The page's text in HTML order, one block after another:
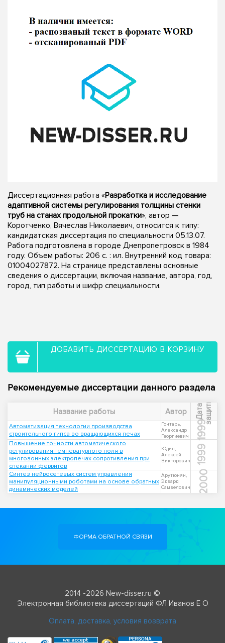
Диссертационная работа «Разработка и исследование
адаптивной системы регулирования толщины стенки
труб на станах продольной прокатки», автор —
Коротченко, Вячеслав Николаевич, относится к типу:
кандидатская диссертация по специальности 05.13.07.
Работа подготовлена в городе Днепропетровск в 1984
году. Объем работы: 206 c. : ил. Внутренний код товара:
01004027872. На странице представлены основные
сведения о диссертации, включая название, автора, год,
город, тип работы и шифр специальности.
ДОБАВИТЬ ДИССЕРТАЦИЮ В КОРЗИНУ
Рекомендуемые диссертации данного раздела
Название работы Автор Д
а
т
а
з
а
щ
и
т ы
Автоматизация технологии производства
строительного гипса во вращающихся печах
Гонтарь,
Александр
Георгиевич
1999
Повышение точности автоматического
регулирования температурного поля в
многозонных электропечах сопротивления при
спекании ферритов
Юдин,
Алексей
Викторович
1999
Синтез нейросетевых систем управления
манипуляционными роботами на основе обратных
динамических моделей
Арутюнян,
Эдвард
Самвелович
2000
ФОРМА ОБРАТНОЙ СВЯЗИ
2014 -2026 New-disser.ru ©
Электронная библиотека диссертаций ФЛ Иванов Е О
Оплата, доставка, условия возврата